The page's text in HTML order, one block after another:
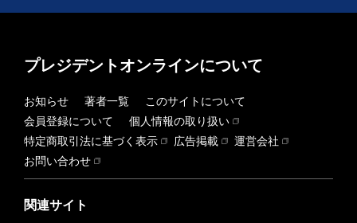
プレジデントオンラインについて
お知らせ 著者一覧
このサイトについて
会員登録について
個人情報の取り扱い
特定商取引法に基づく表示
広告掲載
運営会社
お問い合わせ
関連サイト